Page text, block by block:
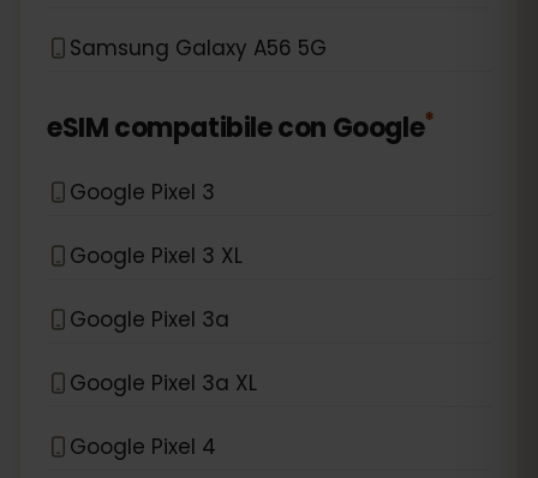
Samsung Galaxy A56 5G
eSIM compatibile con Google*
Google Pixel 3
Google Pixel 3 XL
Google Pixel 3a
Google Pixel 3a XL
Google Pixel 4